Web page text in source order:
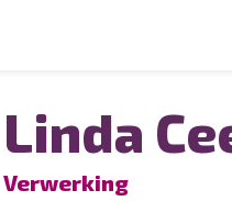
Linda
Verwerking